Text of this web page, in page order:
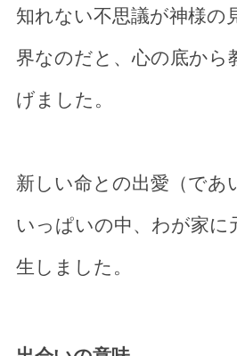
知れない不思議が神様の
界なのだと、心の底から
げました。
新しい命との出愛（であ
いっぱいの中、わが家に
生しました。